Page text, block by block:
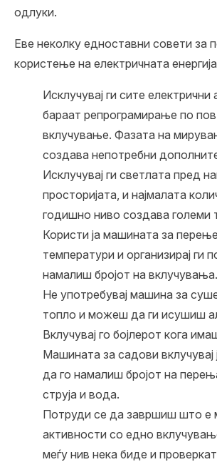
одлуки.
Еве неколку едноставни совети за
користење на електричната
Исклучувај ги сите електрични
бараат репрограмирање по
вклучување. Фазата на
создава непотребни
Исклучувај ги светлата пред
просторијата, и најмалата
годишно ниво создава големи
Користи ја машината за
температури и организирај ги
намалиш бројот на вклучувања.
Не употребувај машина за
топло и можеш да ги исушиш
Вклучувај го бојлерот кога
Машината за садови вклучувај
да го намалиш бројот на
струја и вода.
Потруди се да завршиш што е
активности со едно
меѓу нив нека биде и